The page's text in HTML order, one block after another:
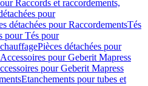
Raccords et raccordements,
pour
détachées pour RaccordementsTés
pour Tés pour
Pièces détachées pour
Accessoires pour Geberit Mapress
pour Geberit Mapress
Etanchements pour tubes et